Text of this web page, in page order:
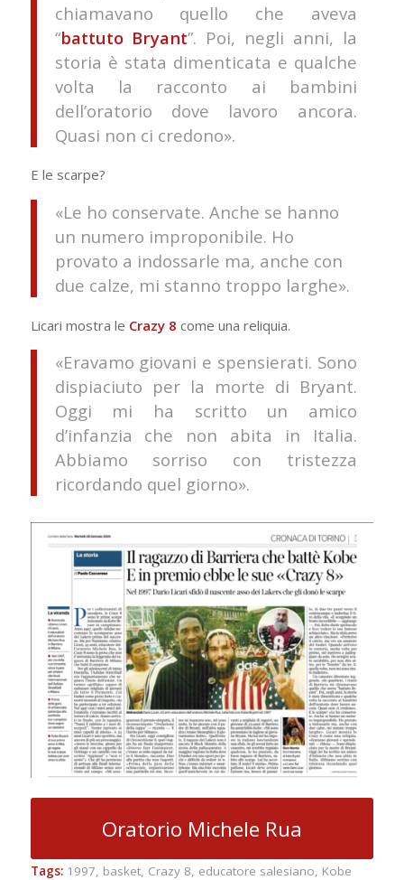
chiamavano quello che aveva
“battuto Bryant”. Poi, negli anni, la
storia è stata dimenticata e qualche
volta la racconto ai bambini
dell’oratorio dove lavoro ancora.
Quasi non ci credono».
E le scarpe?
«Le ho conservate. Anche se hanno
un numero improponibile. Ho
provato a indossarle ma, anche con
due calze, mi stanno troppo larghe».
Licari mostra le Crazy 8 come una reliquia.
«Eravamo giovani e spensierati. Sono
dispiaciuto per la morte di Bryant.
Oggi mi ha scritto un amico
d’infanzia che non abita in Italia.
Abbiamo sorriso con tristezza
ricordando quel giorno».
Oratorio Michele Rua
Tags: 1997, basket, Crazy 8, educatore salesiano, Kobe